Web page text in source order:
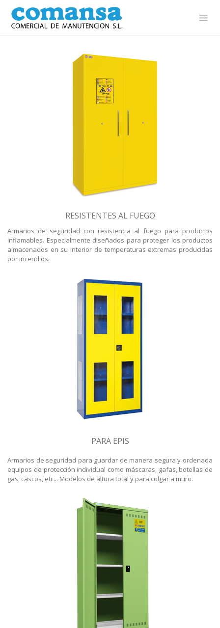
Ir al contenido
RESISTENTES AL FUEGO
Armarios de seguridad con resistencia al fuego para productos
inflamables. Especialmente diseñados para proteger los productos
almacenados en su interior de temperaturas extremas producidas
por incendios.
PARA EPIS
Armarios de seguridad para guardar de manera segura y ordenada
equipos de protección individual como máscaras, gafas, botellas de
gas, cascos, etc... Modelos de altura total y para colgar a muro.